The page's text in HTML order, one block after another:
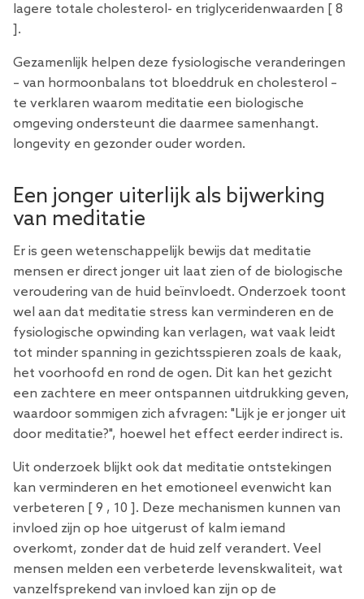
lagere totale cholesterol- en triglyceridenwaarden [ 8
].
Gezamenlijk helpen deze fysiologische veranderingen
– van hormoonbalans tot bloeddruk en cholesterol –
te verklaren waarom meditatie een biologische
omgeving ondersteunt die daarmee samenhangt.
longevity en gezonder ouder worden.
Een jonger uiterlijk als bijwerking
van meditatie
Er is geen wetenschappelijk bewijs dat meditatie
mensen er direct jonger uit laat zien of de biologische
veroudering van de huid beïnvloedt. Onderzoek toont
wel aan dat meditatie stress kan verminderen en de
fysiologische opwinding kan verlagen, wat vaak leidt
tot minder spanning in gezichtsspieren zoals de kaak,
het voorhoofd en rond de ogen. Dit kan het gezicht
een zachtere en meer ontspannen uitdrukking geven,
waardoor sommigen zich afvragen: "Lijk je er jonger uit
door meditatie?", hoewel het effect eerder indirect is.
Uit onderzoek blijkt ook dat meditatie ontstekingen
kan verminderen en het emotioneel evenwicht kan
verbeteren [ 9 , 10 ]. Deze mechanismen kunnen van
invloed zijn op hoe uitgerust of kalm iemand
overkomt, zonder dat de huid zelf verandert. Veel
mensen melden een verbeterde levenskwaliteit, wat
vanzelfsprekend van invloed kan zijn op de